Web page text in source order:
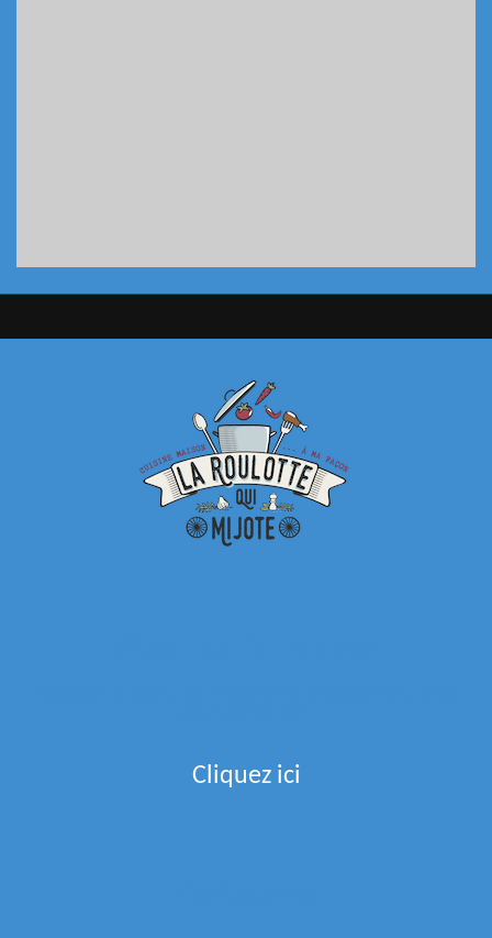
Cliquez ici